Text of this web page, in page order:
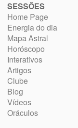
SESSÕES
Home Page
Energia do dia
Mapa Astral
Horóscopo
Interativos
Artigos
Clube
Blog
Vídeos
Oráculos